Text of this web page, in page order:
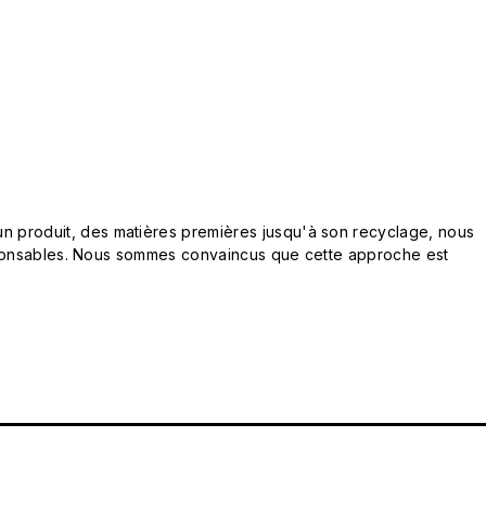
produit, des matières premières jusqu'à son recyclage, nous
Nous sommes convaincus que cette approche est